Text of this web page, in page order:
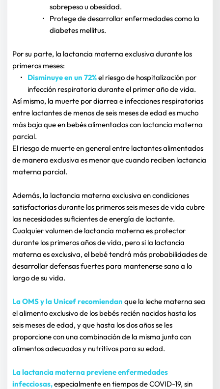
sobrepeso u obesidad.
Protege de desarrollar enfermedades como la
diabetes mellitus.
Por su parte, la lactancia materna exclusiva durante los
primeros meses:
Disminuye en un 72%el riesgo de hospitalización por
infección respiratoria durante el primer año de vida.
Así mismo, la muerte por diarrea e infecciones respiratorias
entre lactantes de menos de seis meses de edad es mucho
más baja que en bebés alimentados con lactancia materna
parcial.
El riesgo de muerte en general entre lactantes alimentados
de manera exclusiva es menor que cuando reciben lactancia
materna parcial.
Además, la lactancia materna exclusiva en condiciones
satisfactorias durante los primeros seis meses de vida cubre
las necesidades suficientes de energía de lactante.
Cualquier volumen de lactancia materna es protector
durante los primeros años de vida, pero si la lactancia
materna es exclusiva, el bebé tendrá más probabilidades de
desarrollar defensas fuertes para mantenerse sano a lo
largo de su vida.
La OMS y la Unicef recomiendan que la leche materna sea
el alimento exclusivo de los bebés recién nacidos hasta los
seis meses de edad, y que hasta los dos años se les
proporcione con una combinación de la misma junto con
alimentos adecuados y nutritivos para su edad.
La lactancia materna previene enfermedades
infecciosas,especialmente en tiempos de COVID-19, sin